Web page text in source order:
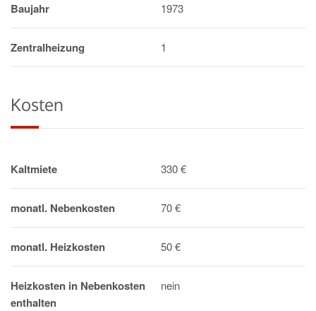
Baujahr 1973
Zentralheizung 1
Kosten
Kaltmiete 330 €
monatl. Nebenkosten 70 €
monatl. Heizkosten 50 €
Heizkosten in Nebenkosten
enthalten
nein